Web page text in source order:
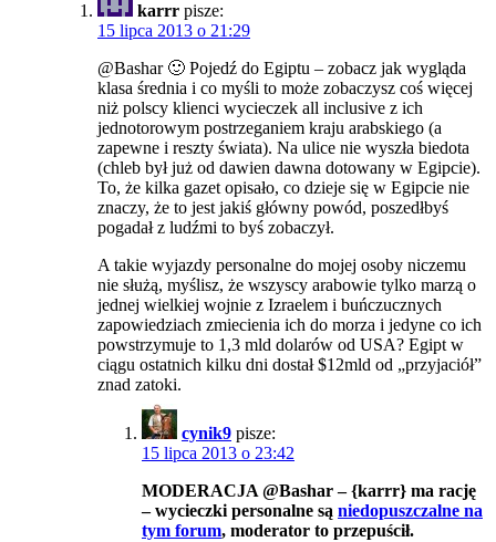
karrr pisze:
15 lipca 2013 o 21:29
@Bashar 🙂 Pojedź do Egiptu – zobacz jak wygląda
klasa średnia i co myśli to może zobaczysz coś więcej
niż polscy klienci wycieczek all inclusive z ich
jednotorowym postrzeganiem kraju arabskiego (a
zapewne i reszty świata). Na ulice nie wyszła biedota
(chleb był już od dawien dawna dotowany w Egipcie).
To, że kilka gazet opisało, co dzieje się w Egipcie nie
znaczy, że to jest jakiś główny powód, poszedłbyś
pogadał z ludźmi to byś zobaczył.
A takie wyjazdy personalne do mojej osoby niczemu
nie służą, myślisz, że wszyscy arabowie tylko marzą o
jednej wielkiej wojnie z Izraelem i buńczucznych
zapowiedziach zmiecienia ich do morza i jedyne co ich
powstrzymuje to 1,3 mld dolarów od USA? Egipt w
ciągu ostatnich kilku dni dostał $12mld od „przyjaciół”
znad zatoki.
cynik9 pisze:
15 lipca 2013 o 23:42
MODERACJA @Bashar – {karrr} ma rację
– wycieczki personalne są niedopuszczalne na
tym forum, moderator to przepuścił.